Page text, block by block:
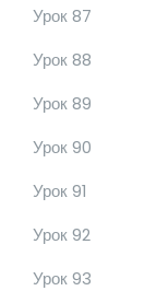
Урок 87
Урок 88
Урок 89
Урок 90
Урок 91
Урок 92
Урок 93